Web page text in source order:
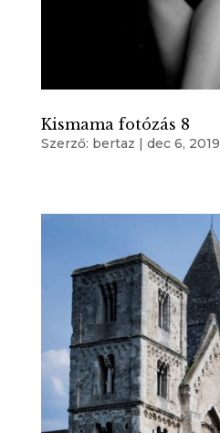
Kismama fotózás 8
Szerző: bertaz | dec 6, 2019